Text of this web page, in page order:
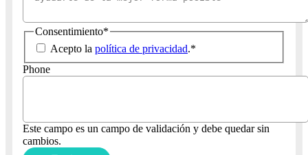
Consentimiento*
Acepto la política de privacidad.*
Phone
Este campo es un campo de validación y debe quedar sin
cambios.